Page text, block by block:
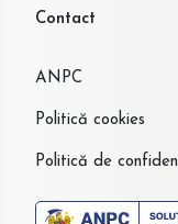
Contact
ANPC
Politică cookies
Politică de